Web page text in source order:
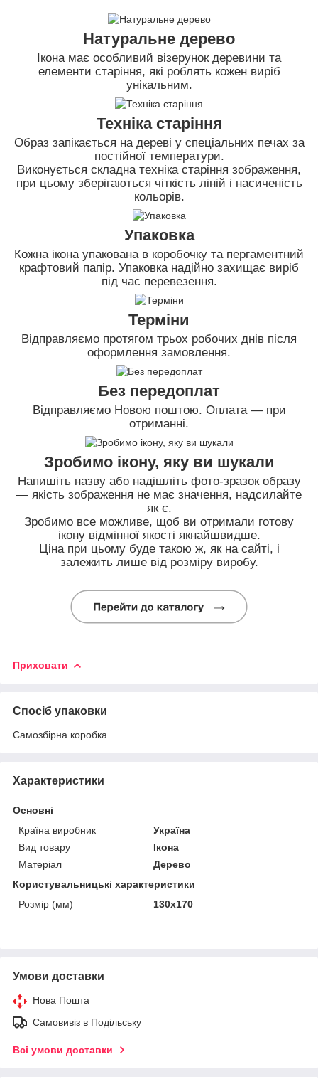
Натуральне дерево
Ікона має особливий візерунок деревини та
елементи старіння, які роблять кожен виріб
унікальним.
Техніка старіння
Образ запікається на дереві у спеціальних печах за
постійної температури.
Виконується складна техніка старіння зображення,
при цьому зберігаються чіткість ліній і насиченість
кольорів.
Упаковка
Кожна ікона упакована в коробочку та пергаментний
крафтовий папір. Упаковка надійно захищає виріб
під час перевезення.
Терміни
Відправляємо протягом трьох робочих днів після
оформлення замовлення.
Без передоплат
Відправляємо Новою поштою. Оплата — при
отриманні.
Зробимо ікону, яку ви шукали
Напишіть назву або надішліть фото-зразок образу
— якість зображення не має значення, надсилайте
як є.
Зробимо все можливе, щоб ви отримали готову
ікону відмінної якості якнайшвидше.
Ціна при цьому буде такою ж, як на сайті, і
залежить лише від розміру виробу.
Приховати
Спосіб упаковки
Самозбірна коробка
Характеристики
Основні
Країна виробник
Україна
Вид товару
Ікона
Матеріал
Дерево
Користувальницькі характеристики
Розмір (мм)
130х170
Умови доставки
Нова Пошта
Самовивіз в Подільську
Всі умови доставки